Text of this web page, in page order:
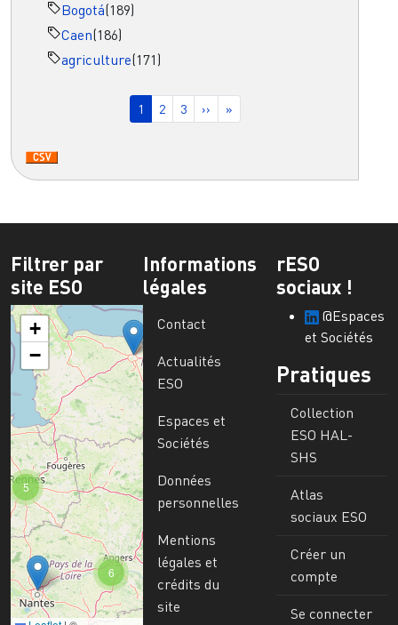
Bogotá(189)
Caen(186)
agriculture(171)
Page courante
1 Page
2 Page
3 Page suivante
›› Dernière page
»
Filtrer par
site ESO
6
5
+
−
Informations
légales
Contact
Actualités
ESO
Espaces et
Sociétés
Données
personnelles
Mentions
légales et
crédits du
site
rESO
sociaux !
@Espaces
et Sociétés
Pratiques
Collection
ESO HAL-
SHS
Atlas
sociaux ESO
Créer un
compte
Se connecter